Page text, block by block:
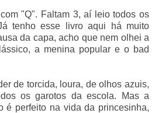
"Q". Faltam 3, aí leio todos os
tenho esse livro aqui há muito
da capa, acho que nem olhei a
a menina popular e o bad
de torcida, loura, de olhos azuis,
os garotos da escola. Mas a
é perfeito na vida da princesinha,